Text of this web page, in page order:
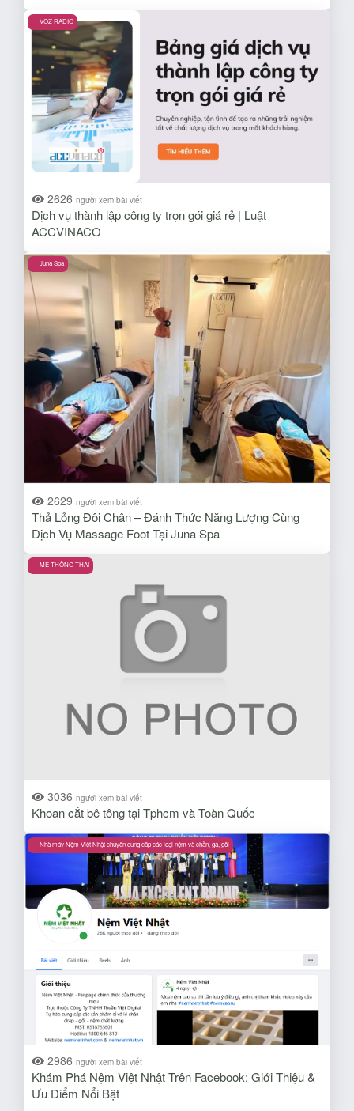
VOZ RADIO
2626 người xem bài viết
Dịch vụ thành lập công ty trọn gói giá rẻ | Luật
ACCVINACO
Juna Spa
2629 người xem bài viết
Thả Lỏng Đôi Chân – Đánh Thức Năng Lượng Cùng
Dịch Vụ Massage Foot Tại Juna Spa
MẸ THÔNG THAI
3036 người xem bài viết
Khoan cắt bê tông tại Tphcm và Toàn Quốc
Nhà máy Nệm Việt Nhật chuyên cung cấp các loại nệm và chăn, ga, gối
2986 người xem bài viết
Khám Phá Nệm Việt Nhật Trên Facebook: Giới Thiệu &
Ưu Điểm Nổi Bật​